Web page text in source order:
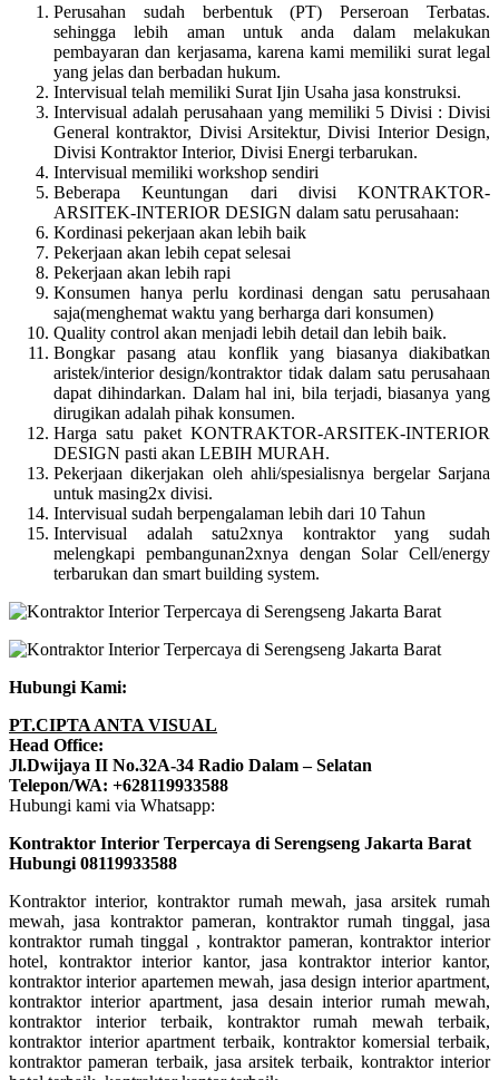
Perusahan sudah berbentuk (PT) Perseroan Terbatas.
sehingga lebih aman untuk anda dalam melakukan
pembayaran dan kerjasama, karena kami memiliki surat legal
yang jelas dan berbadan hukum.
Intervisual telah memiliki Surat Ijin Usaha jasa konstruksi.
Intervisual adalah perusahaan yang memiliki 5 Divisi : Divisi
General kontraktor, Divisi Arsitektur, Divisi Interior Design,
Divisi Kontraktor Interior, Divisi Energi terbarukan.
Intervisual memiliki workshop sendiri
Beberapa Keuntungan dari divisi KONTRAKTOR-
ARSITEK-INTERIOR DESIGN dalam satu perusahaan:
Kordinasi pekerjaan akan lebih baik
Pekerjaan akan lebih cepat selesai
Pekerjaan akan lebih rapi
Konsumen hanya perlu kordinasi dengan satu perusahaan
saja(menghemat waktu yang berharga dari konsumen)
Quality control akan menjadi lebih detail dan lebih baik.
Bongkar pasang atau konflik yang biasanya diakibatkan
aristek/interior design/kontraktor tidak dalam satu perusahaan
dapat dihindarkan. Dalam hal ini, bila terjadi, biasanya yang
dirugikan adalah pihak konsumen.
Harga satu paket KONTRAKTOR-ARSITEK-INTERIOR
DESIGN pasti akan LEBIH MURAH.
Pekerjaan dikerjakan oleh ahli/spesialisnya bergelar Sarjana
untuk masing2x divisi.
Intervisual sudah berpengalaman lebih dari 10 Tahun
Intervisual adalah satu2xnya kontraktor yang sudah
melengkapi pembangunan2xnya dengan Solar Cell/energy
terbarukan dan smart building system.
Hubungi Kami:
PT.CIPTA ANTA VISUAL
Head Office:
Jl.Dwijaya II No.32A-34 Radio Dalam – Selatan
Telepon/WA: +628119933588
Hubungi kami via Whatsapp:
Kontraktor Interior Terpercaya di Serengseng Jakarta Barat
Hubungi 08119933588
Kontraktor interior, kontraktor rumah mewah, jasa arsitek rumah
mewah, jasa kontraktor pameran, kontraktor rumah tinggal, jasa
kontraktor rumah tinggal , kontraktor pameran, kontraktor interior
hotel, kontraktor interior kantor, jasa kontraktor interior kantor,
kontraktor interior apartemen mewah, jasa design interior apartment,
kontraktor interior apartment, jasa desain interior rumah mewah,
kontraktor interior terbaik, kontraktor rumah mewah terbaik,
kontraktor interior apartment terbaik, kontraktor komersial terbaik,
kontraktor pameran terbaik, jasa arsitek terbaik, kontraktor interior